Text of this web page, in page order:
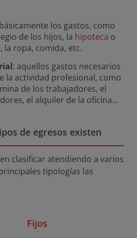
los gastos, como
de los hijos, la hipoteca o
la ropa, comida, etc.
: aquellos gastos necesarios
la actividad profesional, como
de los trabajadores, el
el alquiler de la oficina...
de egresos existen
clasificar atendiendo a varios
tipologías las
Fijos